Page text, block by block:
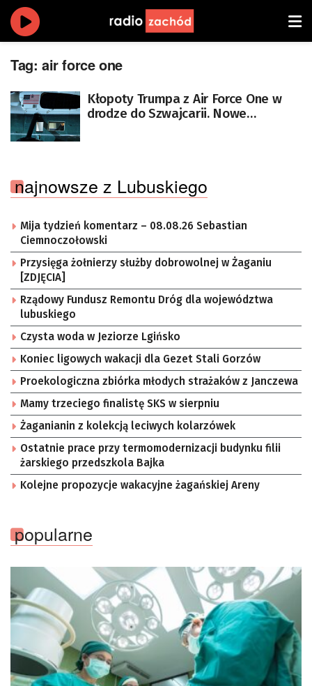
Tag: air force one
Kłopoty Trumpa z Air Force One w
drodze do Szwajcarii. Nowe
najnowsze z Lubuskiego
Mija tydzień komentarz – 08.08.26 Sebastian
Ciemnoczołowski
Przysięga żołnierzy służby dobrowolnej w Żaganiu
[ZDJĘCIA]
Rządowy Fundusz Remontu Dróg dla województwa
lubuskiego
Czysta woda w Jeziorze Lgińsko
Koniec ligowych wakacji dla Gezet Stali Gorzów
Proekologiczna zbiórka młodych strażaków z Janczewa
Mamy trzeciego finalistę SKS w sierpniu
Żaganianin z kolekcją leciwych kolarzówek
Ostatnie prace przy termomodernizacji budynku filii
żarskiego przedszkola Bajka
Kolejne propozycje wakacyjne żagańskiej Areny
popularne